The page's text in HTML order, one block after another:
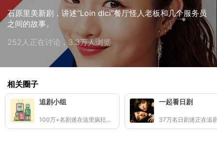
石原里美新剧，讲述“Loin dlci”餐厅怪人老板和几个服务员
之间的故事。
252人正在讨论，3.3万人浏览
相关圈子
追剧小组
100万+名剧迷在这里疯狂刷剧
一起看日剧
37万名日剧迷正在追